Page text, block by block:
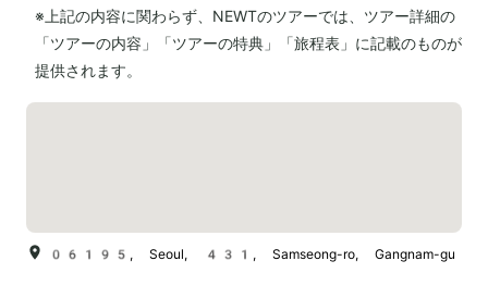
※上記の内容に関わらず、NEWTのツアーでは、ツアー詳細の
「ツアーの内容」「ツアーの特典」「旅程表」に記載のものが
提供されます。
06195, Seoul, 431, Samseong-ro, Gangnam-gu